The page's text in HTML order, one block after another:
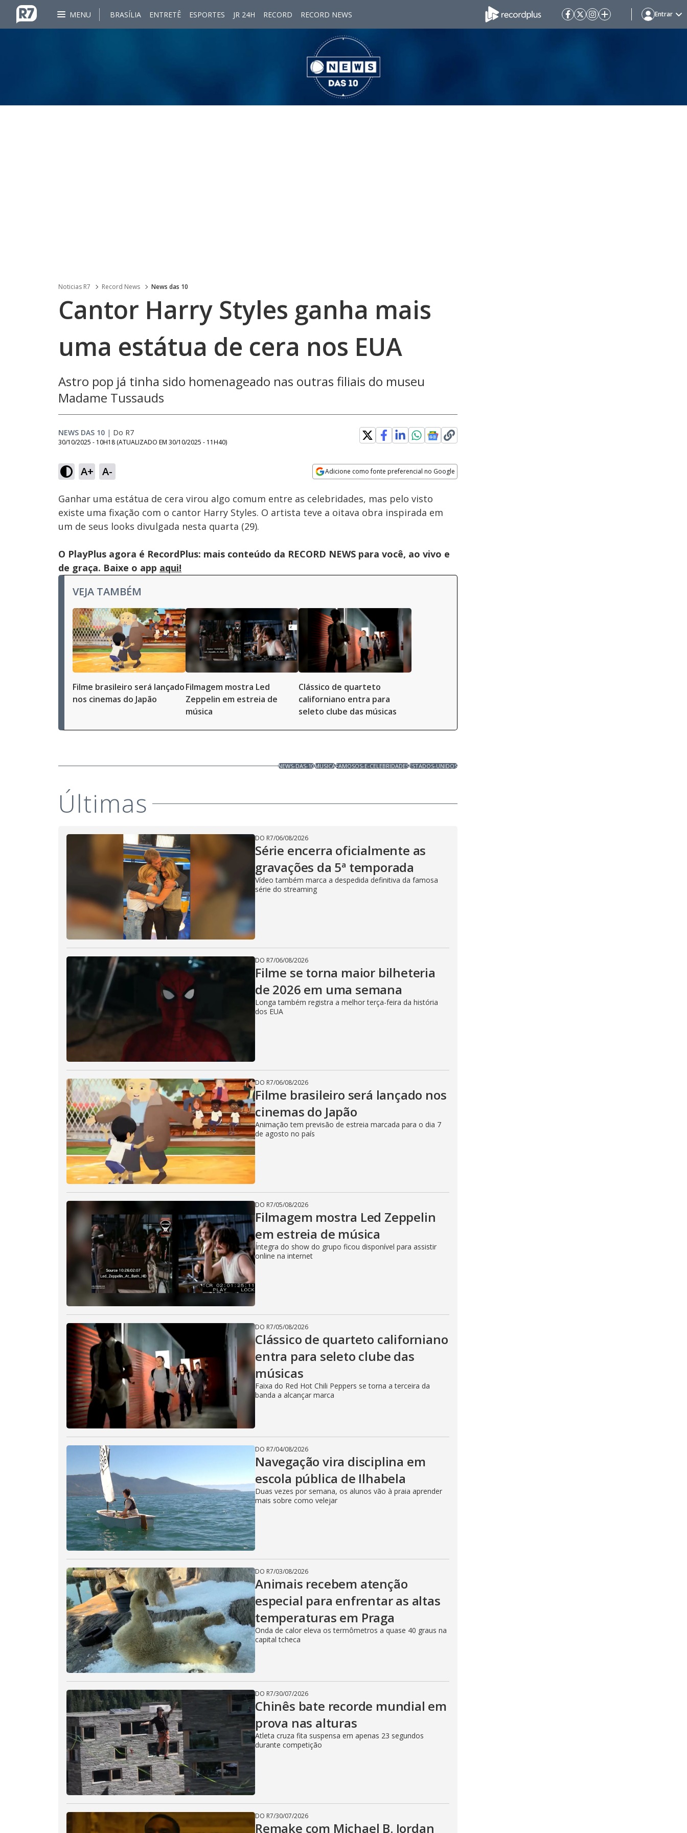
MENU BRASÍLIA ENTRETÊ ESPORTES JR 24H RECORD RECORD NEWS Entrar
Noticias R7 Record News News das 10
Cantor Harry Styles ganha mais
uma estátua de cera nos EUA
Astro pop já tinha sido homenageado nas outras filiais do museu
Madame Tussauds
NEWS DAS 10 | Do R7
30/10/2025 - 10H18 (ATUALIZADO EM 30/10/2025 - 11H40)
A+ A- Adicione como fonte preferencial no Google
Ativar
Som
Velocidade
Ganhar uma estátua de cera virou algo comum entre as celebridades, mas pelo visto
existe uma fixação com o cantor Harry Styles. O artista teve a oitava obra inspirada em
um de seus looks divulgada nesta quarta (29).
O PlayPlus agora é RecordPlus: mais conteúdo da RECORD NEWS para você, ao vivo e
de graça. Baixe o app aqui!
VEJA TAMBÉM
Filme brasileiro será lançado
nos cinemas do Japão
Filmagem mostra Led
Zeppelin em estreia de
música
Clássico de quarteto
californiano entra para
seleto clube das músicas
NEWS-DAS-10MUSICAFAMOSOS-E-CELEBRIDADESESTADOS-UNIDOS
Últimas
DO R7/06/08/2026
Série encerra oficialmente as
gravações da 5ª temporada
Vídeo também marca a despedida definitiva da famosa
série do streaming
DO R7/06/08/2026
Filme se torna maior bilheteria
de 2026 em uma semana
Longa também registra a melhor terça-feira da história
dos EUA
DO R7/06/08/2026
Filme brasileiro será lançado nos
cinemas do Japão
Animação tem previsão de estreia marcada para o dia 7
de agosto no país
DO R7/05/08/2026
Filmagem mostra Led Zeppelin
em estreia de música
Íntegra do show do grupo ficou disponível para assistir
online na internet
DO R7/05/08/2026
Clássico de quarteto californiano
entra para seleto clube das
músicas
Faixa do Red Hot Chili Peppers se torna a terceira da
banda a alcançar marca
DO R7/04/08/2026
Navegação vira disciplina em
escola pública de Ilhabela
Duas vezes por semana, os alunos vão à praia aprender
mais sobre como velejar
DO R7/03/08/2026
Animais recebem atenção
especial para enfrentar as altas
temperaturas em Praga
Onda de calor eleva os termômetros a quase 40 graus na
capital tcheca
DO R7/30/07/2026
Chinês bate recorde mundial em
prova nas alturas
Atleta cruza fita suspensa em apenas 23 segundos
durante competição
DO R7/30/07/2026
Remake com Michael B. Jordan